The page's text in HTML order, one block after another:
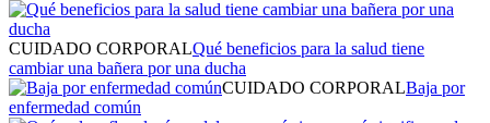
CUIDADO CORPORALQué beneficios para la salud tiene
cambiar una bañera por una ducha
CUIDADO CORPORALBaja por
enfermedad común